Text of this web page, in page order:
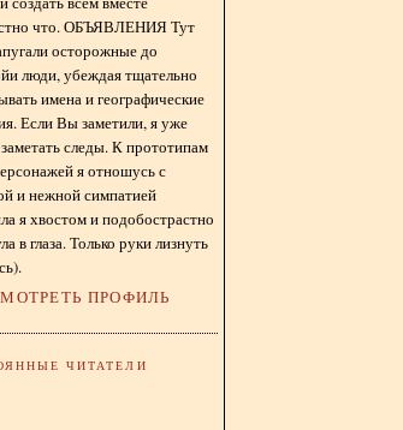
что. ОБЪЯВЛЕНИЯ Тут
осторожные до
люди, убеждая тщательно
имена и географические
Если Вы заметили, я уже
следы. К прототипам
я отношусь с
и нежной симпатией
я хвостом и подобострастно
в глаза. Только руки лизнуть
ПРОФИЛЬ
ЧИТАТЕЛИ